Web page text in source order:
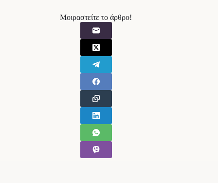
Μοιραστείτε το άρθρο!